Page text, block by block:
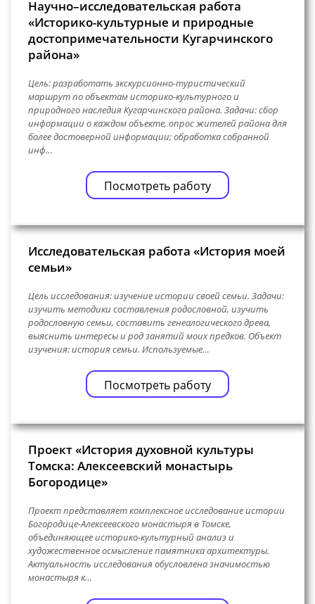
Научно–исследовательская работа
«Историко-культурные и природные
достопримечательности Кугарчинского
района»
Цель: разработать экскурсионно-туристический
маршрут по объектам историко-культурного и
природного наследия Кугарчинского района. Задачи: сбор
информации о каждом объекте, опрос жителей района для
более достоверной информации; обработка собранной
инф…
Посмотреть работу
Исследовательская работа «История моей
семьи»
Цель исследования: изучение истории своей семьи. Задачи:
изучить методики составления родословной, изучить
родословную семьи, составить генеалогического древа,
выяснить интересы и род занятий моих предков. Объект
изучения: история семьи. Используемые…
Посмотреть работу
Проект «История духовной культуры
Томска: Алексеевский монастырь
Богородице»
Проект представляет комплексное исследование истории
Богородице-Алексеевского монастыря в Томске,
объединяющее историко-культурный анализ и
художественное осмысление памятника архитектуры.
Актуальность исследования обусловлена значимостью
монастыря к…